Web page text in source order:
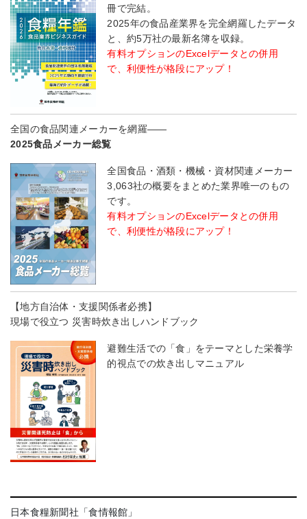
冊で完結。
2025年の食品産業界を完全網羅したデータ
と、約5万社の最新名簿を収録。
有料オプションのExcelデータとの併用
で、利便性が格段にアップ！
全国の食品関連メーカーを網羅――
2025食品メーカー総覧
全国食品・酒類・機械・資材関連メーカー
3,063社の概要をまとめた業界唯一のもの
です。
有料オプションのExcelデータとの併用
で、利便性が格段にアップ！
【地方自治体・支援関係者必携】
現場で役立つ 災害時炊き出しハンドブック
避難生活での「食」をテーマとした栄養学
的視点での炊き出しマニュアル
日本食糧新聞社「食情報館」